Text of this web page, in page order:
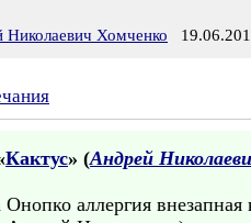
Николаевич Хомченко
Кактус» (Андрей
аллергия внезапная